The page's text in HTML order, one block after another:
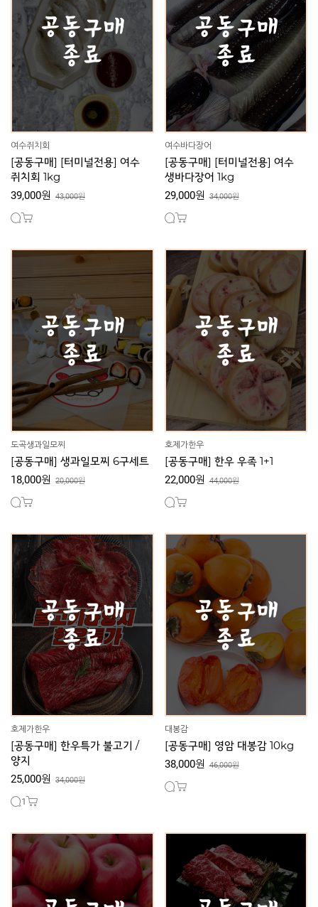
여수쥐치회
[공동구매] [터미널전용] 여수
쥐치회 1kg
39,000원 43,000원
여수바다장어
[공동구매] [터미널전용] 여수
생바다장어 1kg
29,000원 34,000원
도곡생과일모찌
[공동구매] 생과일모찌 6구세트
18,000원 20,000원
호제가한우
[공동구매] 한우 우족 1+1
22,000원 44,000원
호제가한우
[공동구매] 한우특가 불고기 /
양지
25,000원 34,000원
1
대봉감
[공동구매] 영암 대봉감 10kg
38,000원 46,000원